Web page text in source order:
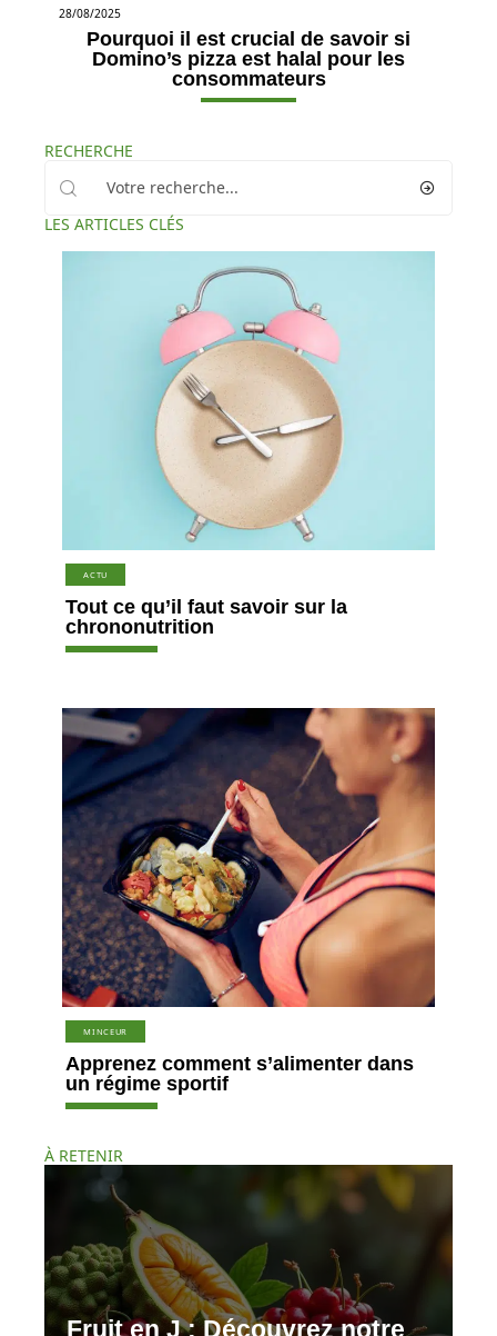
28/08/2025
Pourquoi il est crucial de savoir si
Domino’s pizza est halal pour les
consommateurs
RECHERCHE
LES ARTICLES CLÉS
ACTU
Tout ce qu’il faut savoir sur la
chrononutrition
MINCEUR
Apprenez comment s’alimenter dans
un régime sportif
À RETENIR
Fruit en J : Découvrez notre